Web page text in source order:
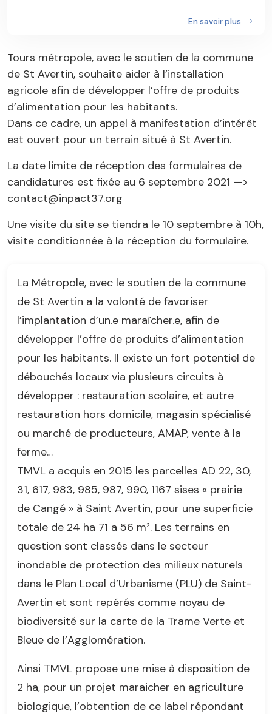
En savoir plus
Tours métropole, avec le soutien de la commune
de St Avertin, souhaite aider à l’installation
agricole afin de développer l’offre de produits
d’alimentation pour les habitants.
Dans ce cadre, un appel à manifestation d’intérêt
est ouvert pour un terrain situé à St Avertin.
La date limite de réception des formulaires de
candidatures est fixée au 6 septembre 2021 —>
contact@inpact37.org
Une visite du site se tiendra le 10 septembre à 10h,
visite conditionnée à la réception du formulaire.
La Métropole, avec le soutien de la commune
de St Avertin a la volonté de favoriser
l’implantation d’un.e maraîcher.e, afin de
développer l’offre de produits d’alimentation
pour les habitants. Il existe un fort potentiel de
débouchés locaux via plusieurs circuits à
développer : restauration scolaire, et autre
restauration hors domicile, magasin spécialisé
ou marché de producteurs, AMAP, vente à la
ferme…
TMVL a acquis en 2015 les parcelles AD 22, 30,
31, 617, 983, 985, 987, 990, 1167 sises « prairie
de Cangé » à Saint Avertin, pour une superficie
totale de 24 ha 71 a 56 m². Les terrains en
question sont classés dans le secteur
inondable de protection des milieux naturels
dans le Plan Local d’Urbanisme (PLU) de Saint-
Avertin et sont repérés comme noyau de
biodiversité sur la carte de la Trame Verte et
Bleue de l’Agglomération.
Ainsi TMVL propose une mise à disposition de
2 ha, pour un projet maraicher en agriculture
biologique, l’obtention de ce label répondant